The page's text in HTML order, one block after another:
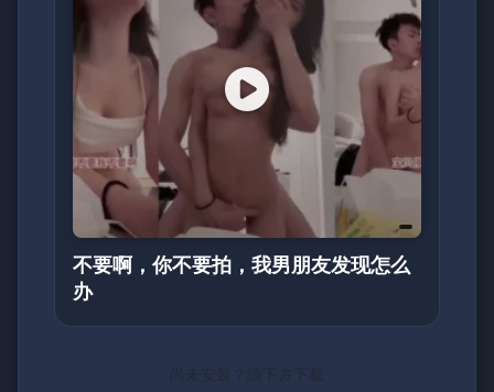
不要啊，你不要拍，我男朋友发现怎么
办
尚未安裝？請下方下載